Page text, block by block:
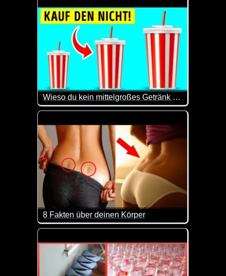
Wieso du kein mittelgroßes Getränk bestellen solltest
Von Limonade über Erdnussbutter bis hin zu
8 Fakten über deinen Körper
Unser Körper ist schon etwas unheimlich